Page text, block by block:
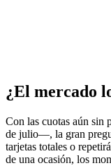
¿El mercado
Con las cuotas aún
de julio—, la gran
tarjetas totales o
de una ocasión, los